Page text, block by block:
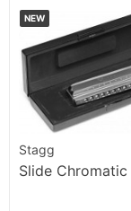
NEW
Stagg
Slide Chromatic